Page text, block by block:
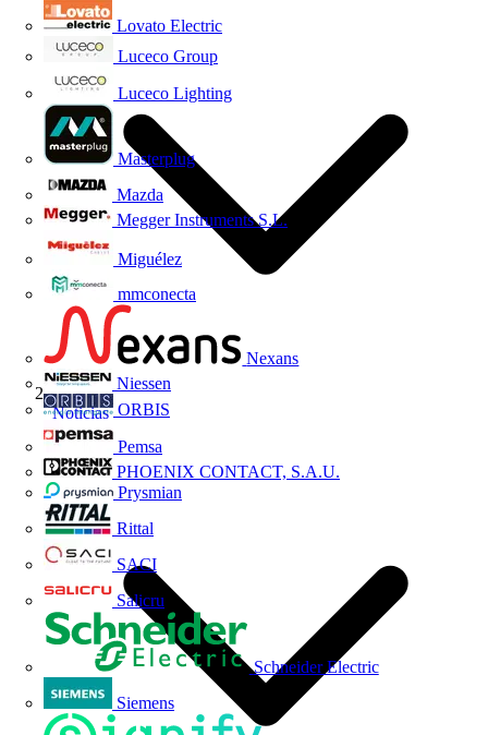
Lovato Electric
Luceco Group
Luceco Lighting
Masterplug
Mazda
Megger Instruments S.L.
Miguélez
mmconecta
Nexans
Niessen
ORBIS
Pemsa
PHOENIX CONTACT, S.A.U.
Prysmian
Rittal
SACI
Salicru
Schneider Electric
Siemens
Noticias